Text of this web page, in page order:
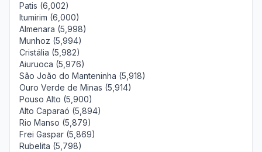
Patis (6,002)
Itumirim (6,000)
Almenara (5,998)
Munhoz (5,994)
Cristália (5,982)
Aiuruoca (5,976)
São João do Manteninha (5,918)
Ouro Verde de Minas (5,914)
Pouso Alto (5,900)
Alto Caparaó (5,894)
Rio Manso (5,879)
Frei Gaspar (5,869)
Rubelita (5,798)